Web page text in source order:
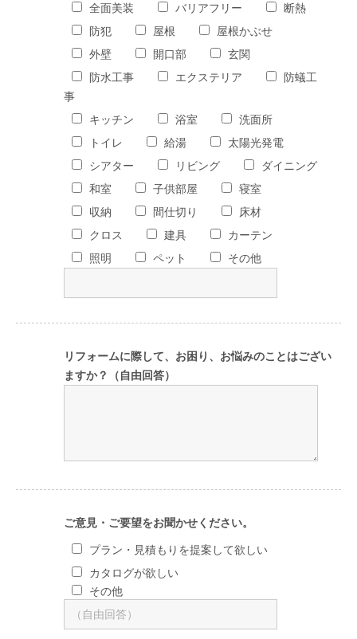
全面美装
バリアフリー
断熱
防犯
屋根
屋根かぶせ
外壁
開口部
玄関
防水工事
エクステリア
防蟻工
事
キッチン
浴室
洗面所
トイレ
給湯
太陽光発電
シアター
リビング
ダイニング
和室
子供部屋
寝室
収納
間仕切り
床材
クロス
建具
カーテン
照明
ペット その他
リフォームに際して、お困り、お悩みのことはござい
ますか？（自由回答）
ご意見・ご要望をお聞かせください。
プラン・見積もりを提案して欲しい
カタログが欲しい
その他